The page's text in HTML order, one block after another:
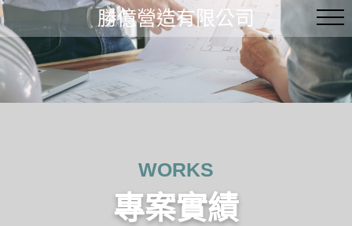
勝億營造有限公司
WORKS
專案實績